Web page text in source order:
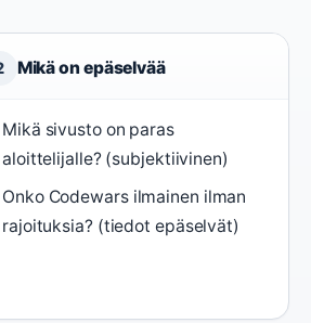
Mikä on epäselvää
Mikä sivusto on paras
aloittelijalle? (subjektiivinen)
Onko Codewars ilmainen ilman
rajoituksia? (tiedot epäselvät)